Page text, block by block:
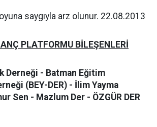
saygıyla arz olunur. 22.08.2013
PLATFORMU BİLEŞENLERİ
Derneği - Batman Eğitim
(BEY-DER) - İlim Yayma
Sen - Mazlum Der - ÖZGÜR DER